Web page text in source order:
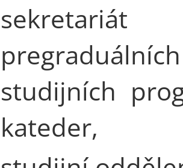
sekretariát
pregraduálních
studijních
kateder,